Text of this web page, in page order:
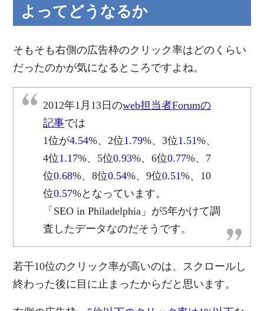
よってどうなるか
そもそも右側の広告枠のクリック率はどのくらい
だったのかが気になるところですよね。
2012年1月13日のweb担当者Forumの
記事では
1位が4.54%、2位1.79%、3位1.51%、
4位1.17%、5位0.93%、6位0.77%、7
位0.68%、8位0.54%、9位0.51%、10
位0.57%となっています。
「SEO in Philadelphia」が5年かけて調
査したデータなのだそうです。
若干10位のクリック率が高いのは、スクロールし
終わった後に目に止まったからだと思います。